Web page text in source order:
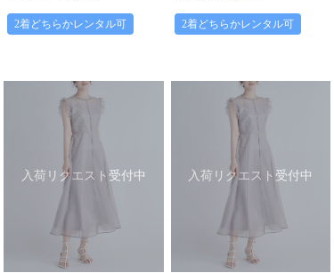
2着どちらかレンタル可 2着どちらかレンタル可
入荷リクエスト受付中 入荷リクエスト受付中